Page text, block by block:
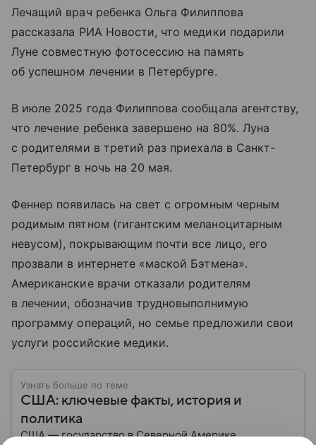
Лечащий врач ребенка Ольга Филиппова
рассказала РИА Новости, что медики подарили
Луне совместную фотосессию на память
об успешном лечении в Петербурге.
В июле 2025 года Филиппова сообщала агентству,
что лечение ребенка завершено на 80%. Луна
с родителями в третий раз приехала в Санкт-
Петербург в ночь на 20 мая.
Феннер появилась на свет с огромным черным
родимым пятном (гигантским меланоцитарным
невусом), покрывающим почти все лицо, его
прозвали в интернете «маской Бэтмена».
Американские врачи отказали родителям
в лечении, обозначив трудновыполнимую
программу операций, но семье предложили свои
услуги российские медики.
Узнать больше по теме
США: ключевые факты, история и
политика
США — государство в Северной Америке,